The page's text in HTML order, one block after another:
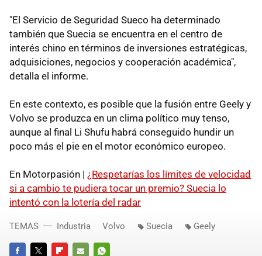
"El Servicio de Seguridad Sueco ha determinado
también que Suecia se encuentra en el centro de
interés chino en términos de inversiones estratégicas,
adquisiciones, negocios y cooperación académica",
detalla el informe.
En este contexto, es posible que la fusión entre Geely y
Volvo se produzca en un clima político muy tenso,
aunque al final Li Shufu habrá conseguido hundir un
poco más el pie en el motor económico europeo.
En Motorpasión | ¿Respetarías los límites de velocidad
si a cambio te pudiera tocar un premio? Suecia lo
intentó con la lotería del radar
TEMAS Industria Volvo Suecia Geely